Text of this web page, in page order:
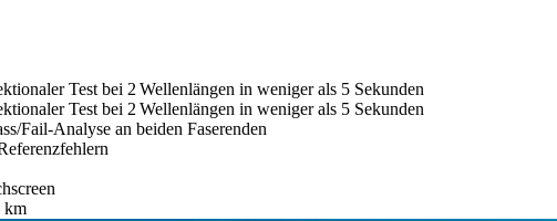
Test bei 2 Wellenlängen in weniger als 5 Sekunden
Test bei 2 Wellenlängen in weniger als 5 Sekunden
Fail-Analyse an beiden Faserenden
km